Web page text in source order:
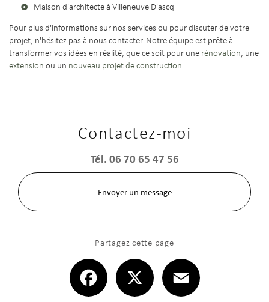
Maison d'architecte à Villeneuve D'ascq
Pour plus d'informations sur nos services ou pour discuter de votre
projet, n'hésitez pas à nous contacter. Notre équipe est prête à
transformer vos idées en réalité, que ce soit pour une rénovation, une
extension ou un nouveau projet de construction.
Contactez-moi
Tél.06 70 65 47 56
Envoyer un message
Partagez cette page
Facebook